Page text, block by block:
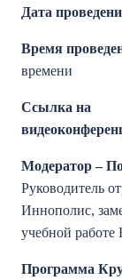
Дата
Время
времени
Ссылка на
Модератор –
Руководитель
Иннополис,
учебной
Программа